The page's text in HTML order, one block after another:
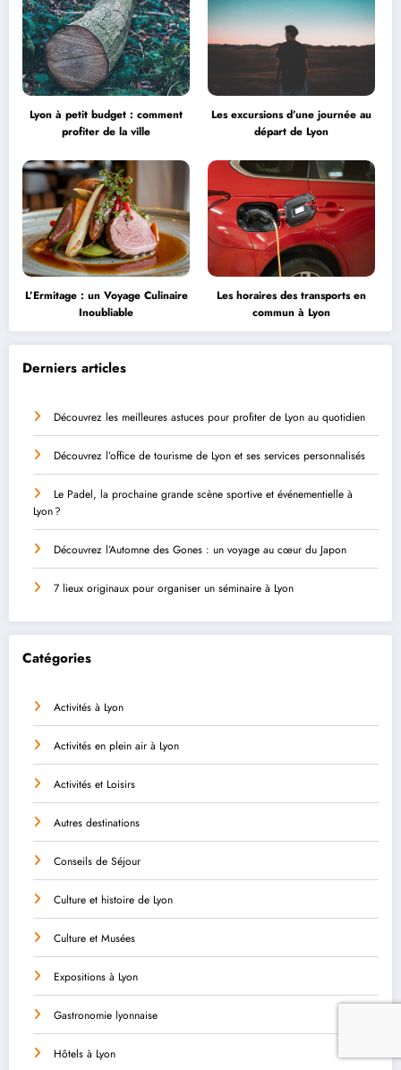
Lyon à petit budget : comment
profiter de la ville
Les excursions d’une journée au
départ de Lyon
L’Ermitage : un Voyage Culinaire
Inoubliable
Les horaires des transports en
commun à Lyon
Derniers articles
Découvrez les meilleures astuces pour profiter de Lyon au quotidien
Découvrez l’office de tourisme de Lyon et ses services personnalisés
Le Padel, la prochaine grande scène sportive et événementielle à
Lyon ?
Découvrez l’Automne des Gones : un voyage au cœur du Japon
7 lieux originaux pour organiser un séminaire à Lyon
Catégories
Activités à Lyon
Activités en plein air à Lyon
Activités et Loisirs
Autres destinations
Conseils de Séjour
Culture et histoire de Lyon
Culture et Musées
Expositions à Lyon
Gastronomie lyonnaise
Hôtels à Lyon